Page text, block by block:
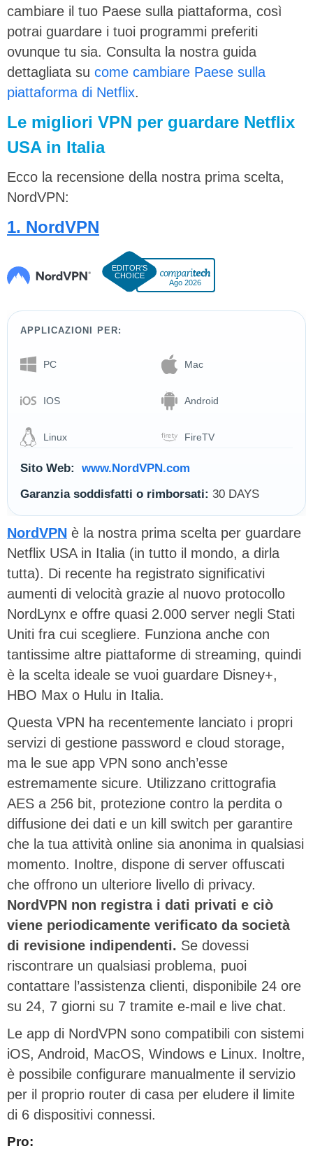
cambiare il tuo Paese sulla piattaforma, così
potrai guardare i tuoi programmi preferiti
ovunque tu sia. Consulta la nostra guida
dettagliata su come cambiare Paese sulla
piattaforma di Netflix.
Le migliori VPN per guardare Netflix
USA in Italia
Ecco la recensione della nostra prima scelta,
NordVPN:
1. NordVPN
Ago 2026
APPLICAZIONI PER:
PC Mac
IOS Android
Linux FireTV
Sito Web:
www.NordVPN.com
Garanzia soddisfatti o rimborsati: 30 DAYS
NordVPN è la nostra prima scelta per guardare
Netflix USA in Italia (in tutto il mondo, a dirla
tutta). Di recente ha registrato significativi
aumenti di velocità grazie al nuovo protocollo
NordLynx e offre quasi 2.000 server negli Stati
Uniti fra cui scegliere. Funziona anche con
tantissime altre piattaforme di streaming, quindi
è la scelta ideale se vuoi guardare Disney+,
HBO Max o Hulu in Italia.
Questa VPN ha recentemente lanciato i propri
servizi di gestione password e cloud storage,
ma le sue app VPN sono anch’esse
estremamente sicure. Utilizzano crittografia
AES a 256 bit, protezione contro la perdita o
diffusione dei dati e un kill switch per garantire
che la tua attività online sia anonima in qualsiasi
momento. Inoltre, dispone di server offuscati
che offrono un ulteriore livello di privacy.
NordVPN non registra i dati privati e ciò
viene periodicamente verificato da società
di revisione indipendenti. Se dovessi
riscontrare un qualsiasi problema, puoi
contattare l’assistenza clienti, disponibile 24 ore
su 24, 7 giorni su 7 tramite e-mail e live chat.
Le app di NordVPN sono compatibili con sistemi
iOS, Android, MacOS, Windows e Linux. Inoltre,
è possibile configurare manualmente il servizio
per il proprio router di casa per eludere il limite
di 6 dispositivi connessi.
Pro: